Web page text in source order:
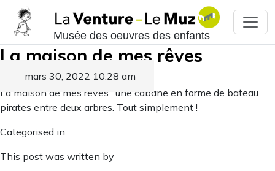
Musée des oeuvres des enfants
La maison de mes rêves
mars 30, 2022 10:28 am
Published by
La maison de mes rêves : une cabane en forme de bateau
pirates entre deux arbres. Tout simplement !
Categorised in:
This post was written by